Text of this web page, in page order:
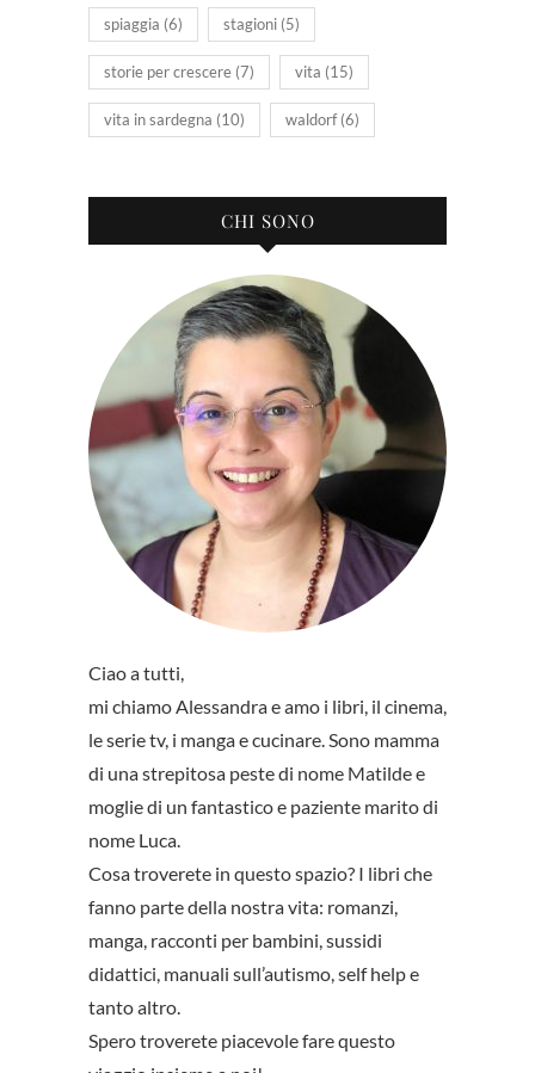
spiaggia (6) stagioni (5)
storie per crescere (7) vita (15)
vita in sardegna (10) waldorf(6)
CHI SONO
Ciao a tutti,
mi chiamo Alessandra e amo i libri, il cinema,
le serie tv, i manga e cucinare. Sono mamma
di una strepitosa peste di nome Matilde e
moglie di un fantastico e paziente marito di
nome Luca.
Cosa troverete in questo spazio? I libri che
fanno parte della nostra vita: romanzi,
manga, racconti per bambini, sussidi
didattici, manuali sull’autismo, self help e
tanto altro.
Spero troverete piacevole fare questo